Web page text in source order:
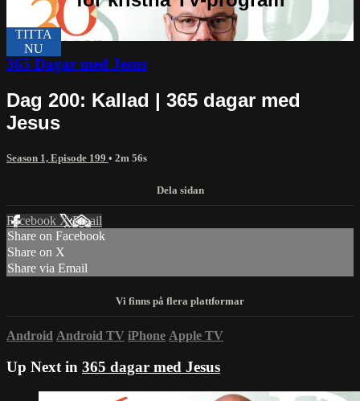
365 Dagar med Jesus
Dag 200: Kallad | 365 dagar med
Jesus
Season 1, Episode 199 • 2m 56s
Facebook XEmail
Share on Facebook
Share on X
Share via Email
Android Android TV iPhone Apple TV
Up Next in 365 dagar med Jesus